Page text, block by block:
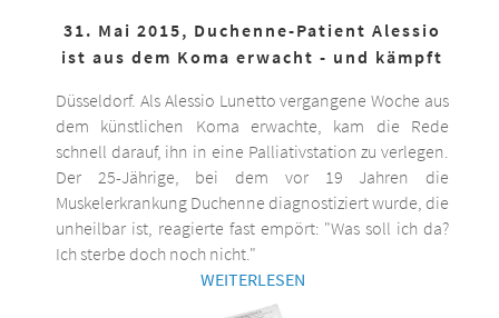
31. Mai 2015, Duchenne-Patient Alessio
ist aus dem Koma erwacht - und kämpft
Düsseldorf. Als Alessio Lunetto vergangene Woche aus
dem künstlichen Koma erwachte, kam die Rede
schnell darauf, ihn in eine Palliativstation zu verlegen.
Der 25-Jährige, bei dem vor 19 Jahren die
Muskelerkrankung Duchenne diagnostiziert wurde, die
unheilbar ist, reagierte fast empört: "Was soll ich da?
Ich sterbe doch noch nicht."
WEITERLESEN